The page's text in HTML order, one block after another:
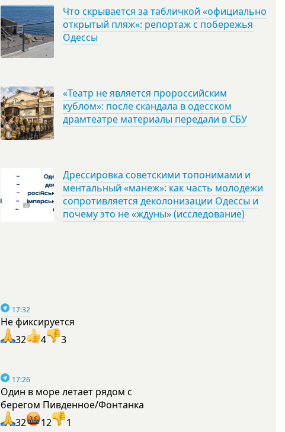
Что скрывается за табличкой «официально
открытый пляж»: репортаж с побережья
Одессы
«Театр не является пророссийским
кублом»: после скандала в одесском
драмтеатре материалы передали в СБУ
Дрессировка советскими топонимами и
ментальный «манеж»: как часть молодежи
сопротивляется деколонизации Одессы и
почему это не «ждуны» (исследование)
17:32
Не фиксируется
32
4 3
17:26
Один в море летает рядом с
берегом Пивденное/Фонтанка
32
12 1